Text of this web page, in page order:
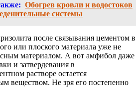
Обогрев кровли и водостоков
системы
после связывания цементом в
или плоского материала уже не
материалом. А вот амфибол даже
и затвердевания в
растворе остается
веществом. Не зря его постепенно